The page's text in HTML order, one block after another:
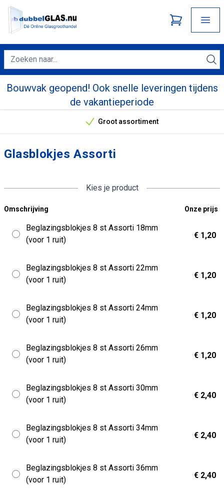
Bouwvak geopend! Ook snelle leveringen tijdens
de vakantieperiode
Onze unieke verkoopargumenten
Groot assortiment
Glasblokjes Assorti
Kies je product
Omschrijving Onze prijs
Beglazingsblokjes 8 st Assorti 18mm
(voor 1 ruit)
€ 1,20
Beglazingsblokjes 8 st Assorti 22mm
(voor 1 ruit)
€ 1,20
Beglazingsblokjes 8 st Assorti 24mm
(voor 1 ruit)
€ 1,20
Beglazingsblokjes 8 st Assorti 26mm
(voor 1 ruit)
€ 1,20
Beglazingsblokjes 8 st Assorti 30mm
(voor 1 ruit)
€ 2,40
Beglazingsblokjes 8 st Assorti 34mm
(voor 1 ruit)
€ 2,40
Beglazingsblokjes 8 st Assorti 36mm
(voor 1 ruit)
€ 2,40